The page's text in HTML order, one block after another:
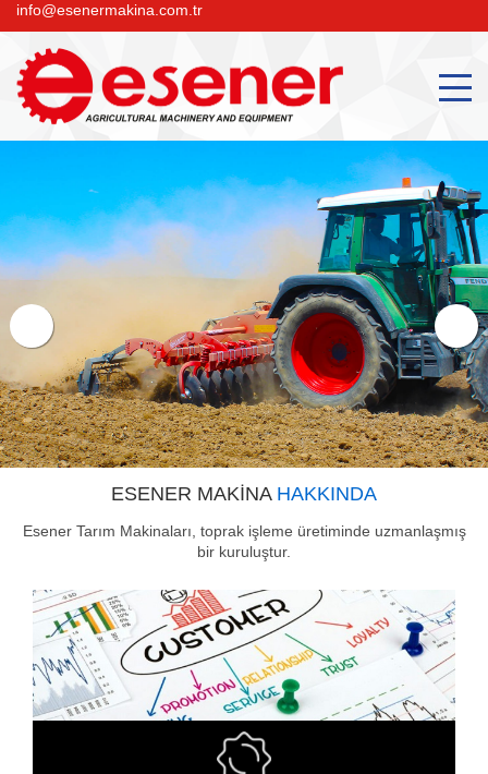
info@esenermakina.com.tr
ESENER MAKİNA HAKKINDA
Esener Tarım Makinaları, toprak işleme üretiminde uzmanlaşmış
bir kuruluştur.